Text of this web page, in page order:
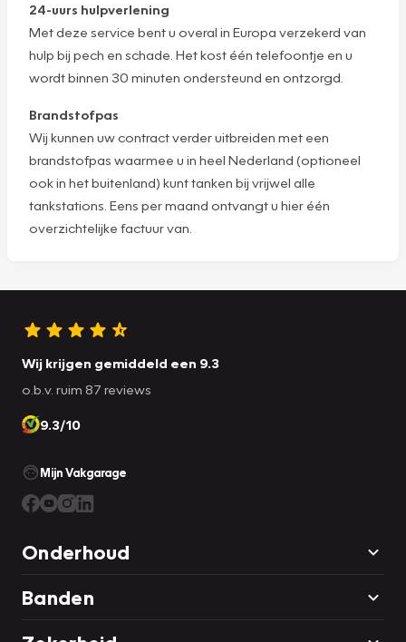
24-uurs hulpverlening
Met deze service bent u overal in Europa verzekerd van
hulp bij pech en schade. Het kost één telefoontje en u
wordt binnen 30 minuten ondersteund en ontzorgd.
Brandstofpas
Wij kunnen uw contract verder uitbreiden met een
brandstofpas waarmee u in heel Nederland (optioneel
ook in het buitenland) kunt tanken bij vrijwel alle
tankstations. Eens per maand ontvangt u hier één
overzichtelijke factuur van.
Wij krijgen gemiddeld een 9.3
o.b.v. ruim 87 reviews
9.3/10
Mijn Vakgarage
Onderhoud
Banden